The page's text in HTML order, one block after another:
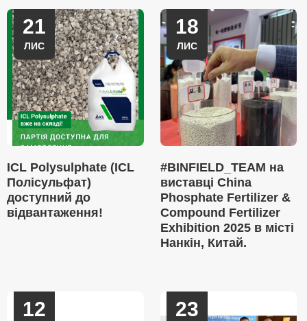
21
ЛИС
ICL Polysulphate (ICL
Полісульфат)
доступний до
відвантаження!
18
ЛИС
#BINFIELD_TEAM на
виставці China
Phosphate Fertilizer &
Compound Fertilizer
Exhibition 2025 в місті
Нанкін, Китай.
12 23